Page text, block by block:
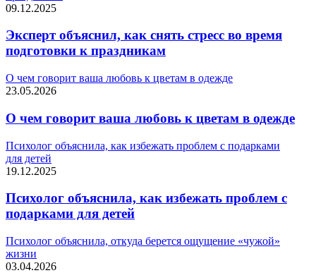
09.12.2025
Эксперт объяснил, как снять стресс во время
подготовки к праздникам
О чем говорит ваша любовь к цветам в одежде
23.05.2026
О чем говорит ваша любовь к цветам в одежде
Психолог объяснила, как избежать проблем с подарками
для детей
19.12.2025
Психолог объяснила, как избежать проблем с
подарками для детей
Психолог объяснила, откуда берется ощущение «чужой»
жизни
03.04.2026